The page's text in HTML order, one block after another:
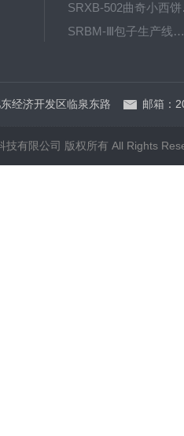
SRBM-Ⅲ包子生产线（包子机）
经济开发区临泉东路 邮箱：
技有限公司 版权所有 All Rights